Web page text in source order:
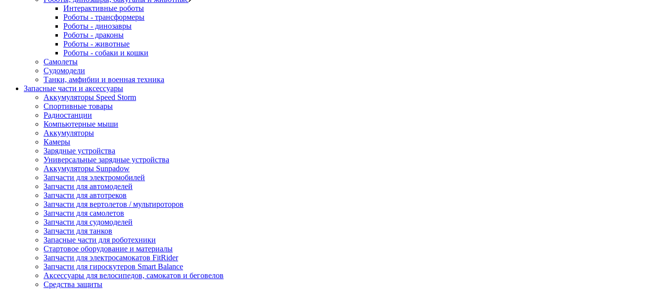
Интерактивные роботы
Роботы - трансформеры
Роботы - динозавры
Роботы - драконы
Роботы - животные
Роботы - собаки и кошки
Самолеты
Судомодели
Танки, амфибии и военная техника
Запасные части и аксессуары
Аккумуляторы Speed Storm
Спортивные товары
Радиостанции
Компьютерные мыши
Аккумуляторы
Камеры
Зарядные устройства
Универсальные зарядные устройства
Аккумуляторы Sunpadow
Запчасти для электромобилей
Запчасти для автомоделей
Запчасти для автотреков
Запчасти для вертолетов / мультироторов
Запчасти для самолетов
Запчасти для судомоделей
Запчасти для танков
Запасные части для роботехники
Стартовое оборудование и материалы
Запчасти для электросамокатов FitRider
Запчасти для гироскутеров Smart Balance
Аксессуары для велосипедов, самокатов и беговелов
Средства защиты